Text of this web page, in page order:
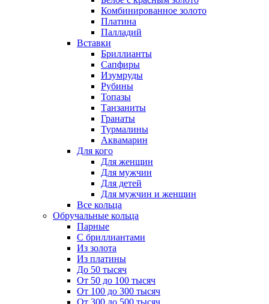
Комбинированное золото
Платина
Палладий
Вставки
Бриллианты
Сапфиры
Изумруды
Рубины
Топазы
Танзаниты
Гранаты
Турмалины
Аквамарин
Для кого
Для женщин
Для мужчин
Для детей
Для мужчин и женщин
Все кольца
Обручальные кольца
Парные
С бриллиантами
Из золота
Из платины
До 50 тысяч
От 50 до 100 тысяч
От 100 до 300 тысяч
От 300 до 500 тысяч